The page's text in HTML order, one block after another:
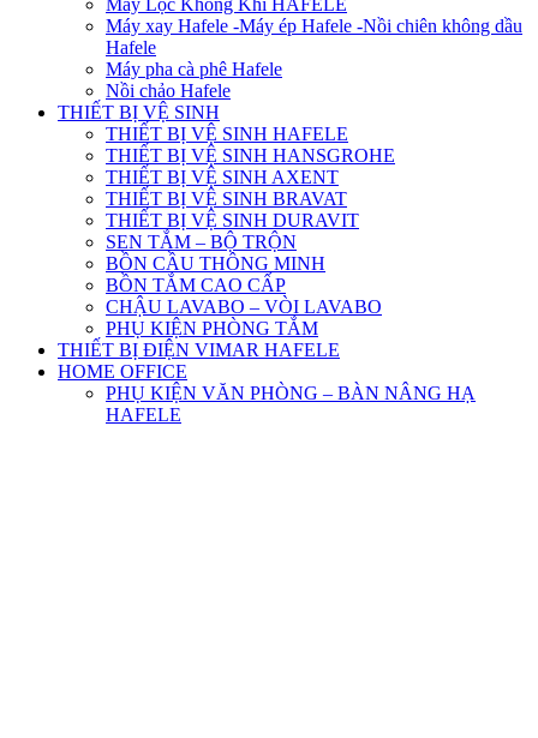
Máy Lọc Không Khí HAFELE
Máy xay Hafele -Máy ép Hafele -Nồi chiên không dầu
Hafele
Máy pha cà phê Hafele
Nồi chảo Hafele
THIẾT BỊ VỆ SINH
THIẾT BỊ VỆ SINH HAFELE
THIẾT BỊ VỆ SINH HANSGROHE
THIẾT BỊ VỆ SINH AXENT
THIẾT BỊ VỆ SINH BRAVAT
THIẾT BỊ VỆ SINH DURAVIT
SEN TẮM – BỘ TRỘN
BỒN CẦU THÔNG MINH
BỒN TẮM CAO CẤP
CHẬU LAVABO – VÒI LAVABO
PHỤ KIỆN PHÒNG TẮM
THIẾT BỊ ĐIỆN VIMAR HAFELE
HOME OFFICE
PHỤ KIỆN VĂN PHÒNG – BÀN NÂNG HẠ
HAFELE